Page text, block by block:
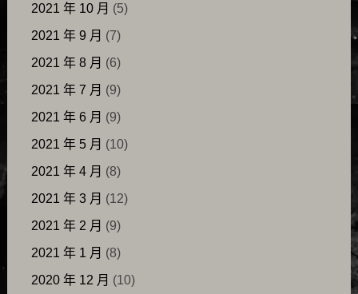
2021 年 10 月 (5)
2021 年 9 月 (7)
2021 年 8 月 (6)
2021 年 7 月 (9)
2021 年 6 月 (9)
2021 年 5 月 (10)
2021 年 4 月 (8)
2021 年 3 月 (12)
2021 年 2 月 (9)
2021 年 1 月 (8)
2020 年 12 月 (10)